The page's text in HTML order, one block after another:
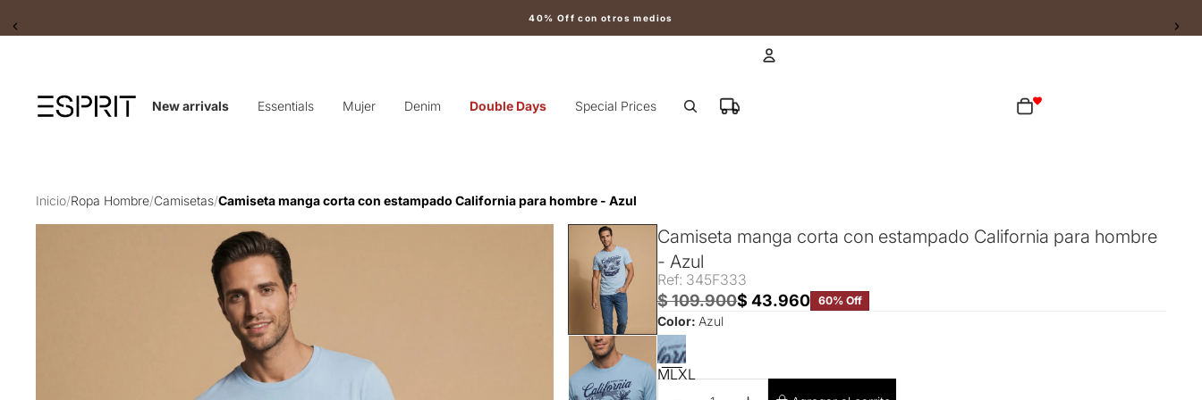
40% Off con otros medios
New arrivals Essentials Mujer Denim Double Days Special Prices
Total de artículos en el carrito: 0
Inicio/Ropa Hombre/Camisetas/Camiseta manga corta con estampado California para hombre - Azul
Camiseta manga corta con estampado California para hombre
- Azul
Ref: 345F333
$ 109.900$ 43.960 60% Off
Color: Azul
MLXL